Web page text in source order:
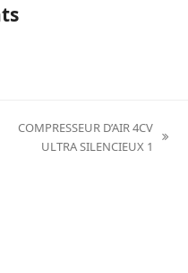
COMPRESSEUR D’AIR 4CV
ULTRA SILENCIEUX 1